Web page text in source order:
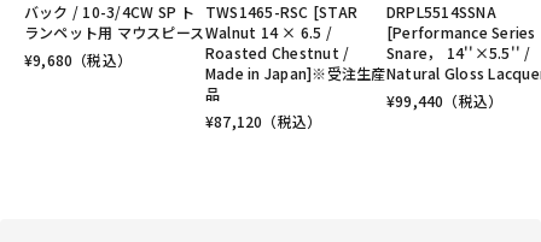
バック / 10-3/4CW SP ト
ランペット用 マウスピース
¥9,680 （税込）
TWS1465-RSC [STAR
Walnut 14 × 6.5 /
Roasted Chestnut /
Made in Japan]※受注生産
品
¥87,120 （税込）
DRPL5514SSNA
[Performance Series
Snare， 14''×5.5'' /
Natural Gloss
¥99,440 （税込）